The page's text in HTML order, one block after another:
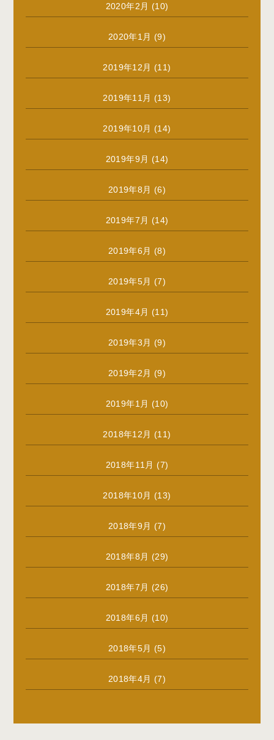
2020年2月 (10)
2020年1月 (9)
2019年12月 (11)
2019年11月 (13)
2019年10月 (14)
2019年9月 (14)
2019年8月 (6)
2019年7月 (14)
2019年6月 (8)
2019年5月 (7)
2019年4月 (11)
2019年3月 (9)
2019年2月 (9)
2019年1月 (10)
2018年12月 (11)
2018年11月 (7)
2018年10月 (13)
2018年9月 (7)
2018年8月 (29)
2018年7月 (26)
2018年6月 (10)
2018年5月 (5)
2018年4月 (7)